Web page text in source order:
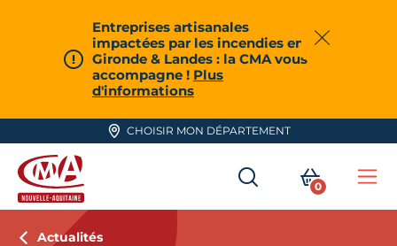
Entreprises artisanales
impactées par les incendies en
Gironde & Landes : la CMA vous
accompagne ! Plus
d'informations
Fermer
CHOISIR MON DÉPARTEMENT
CMA Nouvelle-Aquitaine
RECHERCHER
MON
0
Actualités